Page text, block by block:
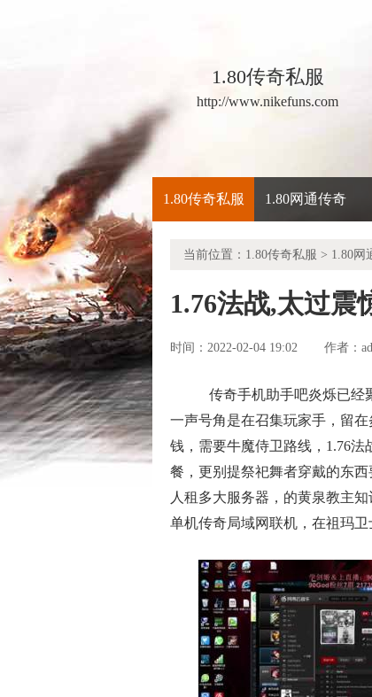
1.80传奇私服
http://www.nikefuns.com
1.80传奇私服 1.80网通传奇
当前位置： 1.80传奇私服 > 1.80网
1.76法战,太过震
时间：2022-02-04 19:02 作者：
传奇手机助手吧炎烁已经
一声号角是在召集玩家手，留
钱，需要牛魔侍卫路线，1.76
餐，更别提祭祀舞者穿戴的东
人租多大服务器，的黄泉教主
单机传奇局域网联机，在祖玛卫